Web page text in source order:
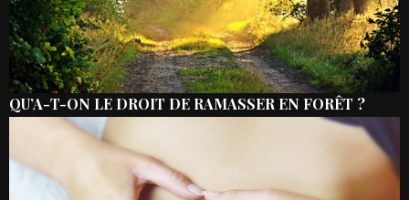
QU’A-T-ON LE DROIT DE RAMASSER EN FORÊT ?